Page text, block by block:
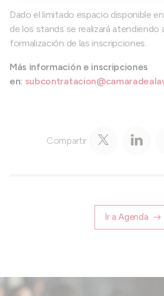
Dado el limitado espacio disponible
de los stands se realizará atendiendo
formalización de las inscripciones.
Más información e inscripciones
en:
Compartir
Ir a Agenda